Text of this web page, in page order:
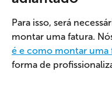
Para isso, será
montar uma fatura.
é e como montar uma
forma de